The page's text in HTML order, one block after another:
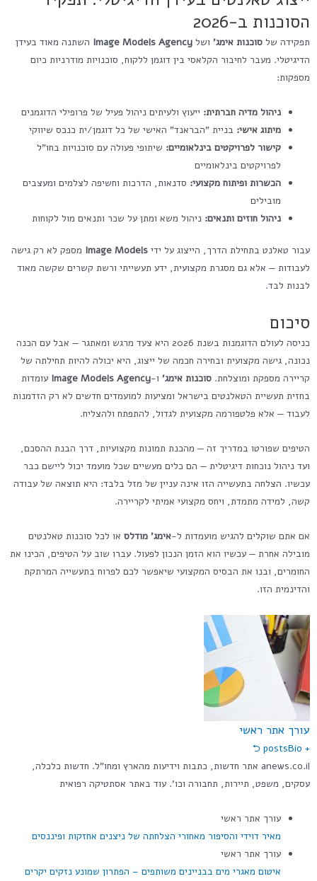
הסוכנות ב-2026
תפקידה של סוכנות אימג' ושל Image Models Agency השתנה מאוד בעידן
הדיגיטלי. מעבר לחיבור הקלאסי בין דוגמן ללקוח, סוכנויות מודרניות כיום
מספקות:
ניהול מדיה חברתית: ייעוץ ולעיתים ניהול פעיל של פרופילי הדוגמנים
מיתוג אישי: בניית "הבראנד" האישי של כל דוגמן/ית כנכס שיווקי
קישור לפרויקטים בינלאומיים: שיתופי פעולה עם סוכנויות בחו"ל
לפרויקטים בינלאומיים
הכשרות ופיתוח מקצועי: סדנאות, הדרכות וחשיפה לצלמים ומעצבים
מובילים
ניהול חוזים ותנאים: ניהול משא ומתן על שכר ותנאים מול לקוחות
עבור טאלנט בתחילת הדרך, הייצוג על ידי Image Models מספק לא רק גישה
לעבודות — אלא גם מסגרת מקצועית, ידע תעשייתי ורשת קשרים שקשה מאוד
לבנות לבד.
סיכום
כניסה לעולם הדוגמנות בשנת 2026 היא צעד מרגש ומאתגר — אבל עם הכנה
נכונה, גישה מקצועית ובחירה חכמה של ייצוג, היא יכולה להיות תחילתה של
קריירה מספקת ומוצלחת. סוכנות אימג' ו-Image Models Agency עומדות
בחזית תעשיית הטאלנטים בישראל ומציעות למועמדים חדשים לא רק הזדמנות
לעבוד — אלא פלטפורמה מקצועית לגדול, להתפתח ולהצליח.
הטיפים שפורטו במדריך זה — מהכנת תמונות מקצועיות, דרך הבנת ההסכם,
ועד ניהול נוכחות דיגיטלית — הם כלים מעשיים שכל מועמד יכול ליישם כבר
עכשיו. הצלחה בתעשייה הזו אינה עניין של מזל בלבד: היא תוצאה של עבודה
קשה, למידה מתמדת, ויחס מקצועי אמיתי לקריירה.
אם אתם שוקלים להגיש מועמדות ל-אימג' מודלס או לכל סוכנות טאלנטים
מובילה אחרת — עכשיו הוא הזמן הנכון לפעול. עברו שוב על הטיפים, הכינו את
החומרים, ובנו את הבסיס המקצועי שיאפשר לכם לפרוח בתעשייה המרתקת
והדינמית הזו.
עורך אתר ראשי
+ posts
Bio ⮌
anews.co.il אתר חדשות, כתבות וידיעות מהארץ ומחו"ל. חדשות כלכלה,
עסקים, משפט, תיירות, תחבורה וכו'. עוד באתר אסתטיקה רפואית
עורך אתר ראשי
מאיר דוידי והסיפור מאחורי הצלחתה של ניצנים אחזקות ופיננסים
עורך אתר ראשי
איטום מאגרי מים בבניינים משותפים – הפתרון שמונע נזקים יקרים